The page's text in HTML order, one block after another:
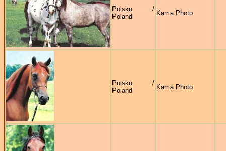
Polsko /
Poland
Kama Photo
Polsko /
Poland
Kama Photo